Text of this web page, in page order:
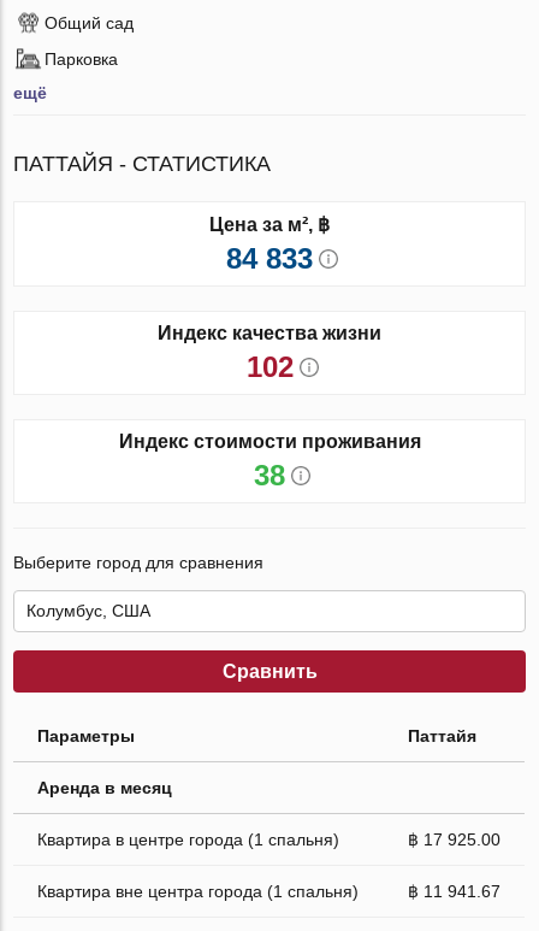
Общий сад
Парковка
ещё
ПАТТАЙЯ - СТАТИСТИКА
Цена за м², ฿
84 833
Индекс качества жизни
102
Индекс стоимости проживания
38
Выберите город для сравнения
Сравнить
Параметры Паттайя
Аренда в месяц
Квартира в центре города (1 спальня) ฿ 17 925.00
Квартира вне центра города (1 спальня) ฿ 11 941.67